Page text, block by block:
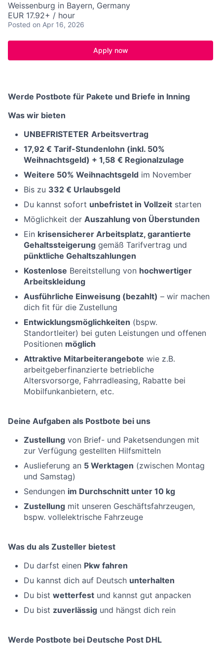
Weissenburg in Bayern, Germany
EUR 17.92+ / hour
Posted on Apr 16, 2026
Apply now
Werde Postbote für Pakete und Briefe in Inning
Was wir bieten
UNBEFRISTETER Arbeitsvertrag
17,92 € Tarif-Stundenlohn (inkl. 50%
Weihnachtsgeld) + 1,58 € Regionalzulage
Weitere 50% Weihnachtsgeld im November
Bis zu 332 € Urlaubsgeld
Du kannst sofort unbefristet in Vollzeit starten
Möglichkeit der Auszahlung von Überstunden
Ein krisensicherer Arbeitsplatz, garantierte
Gehaltssteigerung gemäß Tarifvertrag und
pünktliche Gehaltszahlungen
Kostenlose Bereitstellung von hochwertiger
Arbeitskleidung
Ausführliche Einweisung (bezahlt) – wir machen
dich fit für die Zustellung
Entwicklungsmöglichkeiten (bspw.
Standortleiter) bei guten Leistungen und offenen
Positionen möglich
Attraktive Mitarbeiterangebote wie z.B.
arbeitgeberfinanzierte betriebliche
Altersvorsorge, Fahrradleasing, Rabatte bei
Mobilfunkanbietern, etc.
Deine Aufgaben als Postbote bei uns
Zustellung von Brief- und Paketsendungen mit
zur Verfügung gestellten Hilfsmitteln
Auslieferung an 5 Werktagen (zwischen Montag
und Samstag)
Sendungen im Durchschnitt unter 10 kg
Zustellung mit unseren Geschäftsfahrzeugen,
bspw. vollelektrische Fahrzeuge
Was du als Zusteller bietest
Du darfst einen Pkw fahren
Du kannst dich auf Deutsch unterhalten
Du bist wetterfest und kannst gut anpacken
Du bist zuverlässig und hängst dich rein
Werde Postbote bei Deutsche Post DHL